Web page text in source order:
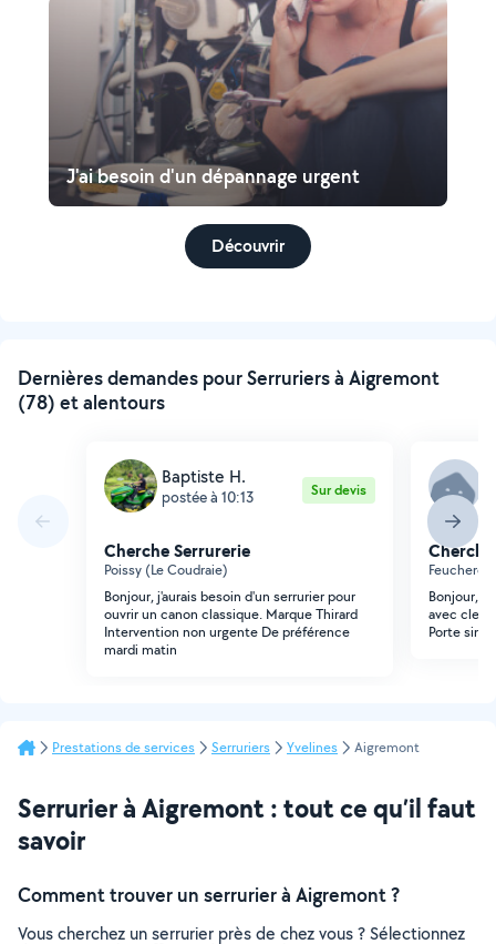
J'ai besoin d'un dépannage urgent
Découvrir
Dernières demandes pour Serruriers à Aigremont
(78) et alentours
Baptiste H.
postée à 10:13 Sur devis
Cherche Serrurerie
Poissy (Le Coudraie)
Bonjour, j'aurais besoin d'un serrurier pour
ouvrir un canon classique. Marque Thirard
Intervention non urgente De préférence
mardi matin
Bonjour,
avec clefs
Porte
Prestations de services Serruriers Yvelines Aigremont
Serrurier à Aigremont : tout ce qu’il faut
savoir
Comment trouver un serrurier à Aigremont ?
Vous cherchez un serrurier près de chez vous ? Sélectionnez